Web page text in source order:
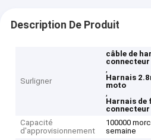
Description De Produit
Surligner
câble de
connecteur
,
Harnais
moto
,
Harnais de
Capacité
d'approvisionnement
100000
semaine